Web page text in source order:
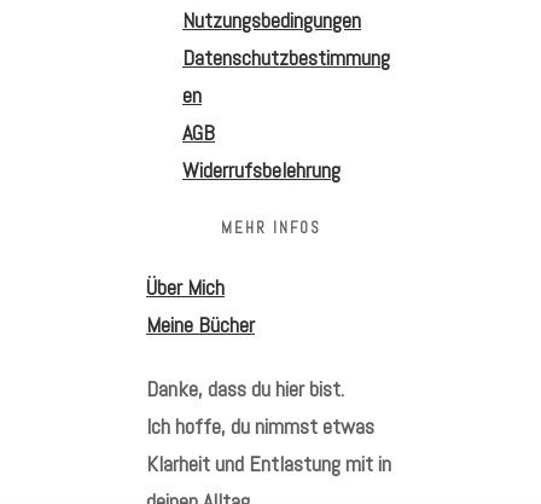
Nutzungsbedingungen
Datenschutzbestimmung
en
AGB
Widerrufsbelehrung
MEHR INFOS
Über Mich
Meine Bücher
Danke, dass du hier bist.
Ich hoffe, du nimmst etwas
Klarheit und Entlastung mit in